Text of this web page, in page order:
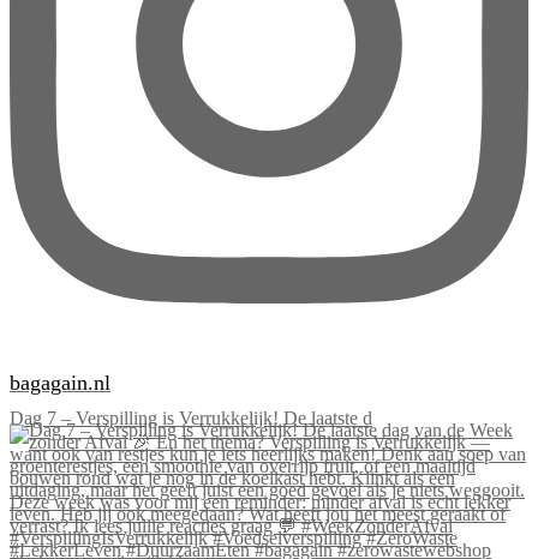
bagagain.nl
Dag 7 – Verspilling is Verrukkelijk! De laatste d